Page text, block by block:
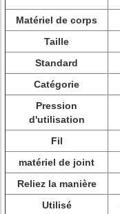
Matériel de corps
Taille
Standard
Catégorie
Pression
d'utilisation
Fil
matériel de joint
Reliez la manière
Utilisé